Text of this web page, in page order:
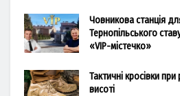
Човникова станція
Тернопільського
«VIP-містечко»
Тактичні кросівки
висоті